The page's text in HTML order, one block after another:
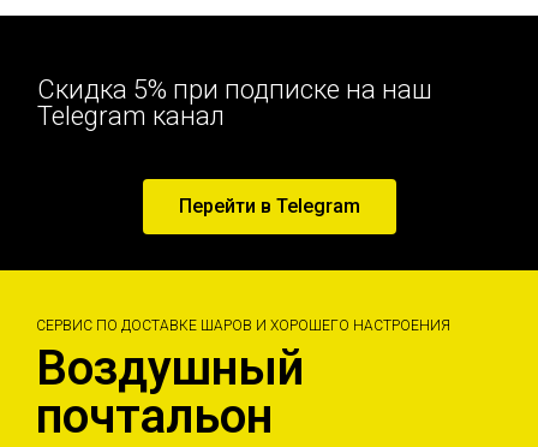
Скидка 5% при подписке на наш
Telegram канал
Перейти в Telegram
СЕРВИС ПО ДОСТАВКЕ ШАРОВ И ХОРОШЕГО НАСТРОЕНИЯ
Воздушный
почтальон